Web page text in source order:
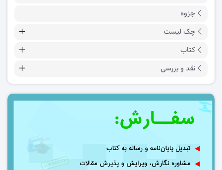
جزوه
چک لیست
کتاب
نقد و بررسی